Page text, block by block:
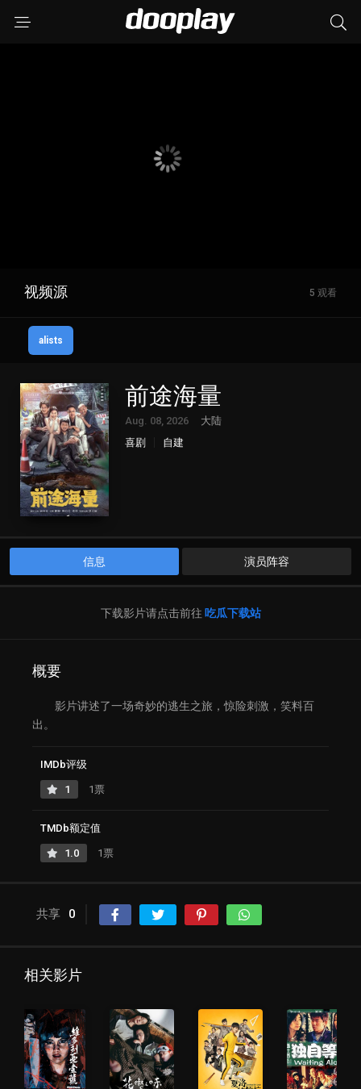
视频源 5 观看
alists
前途海量
Aug. 08, 2026
大陆
喜剧
自建
信息 演员阵容
下载影片请点击前往 吃瓜下载站
概要
影片讲述了一场奇妙的逃生之旅，惊险刺激，笑料百
出。
IMDb评级
1 1票
TMDb额定值
1.0 1票
共享 0
相关影片